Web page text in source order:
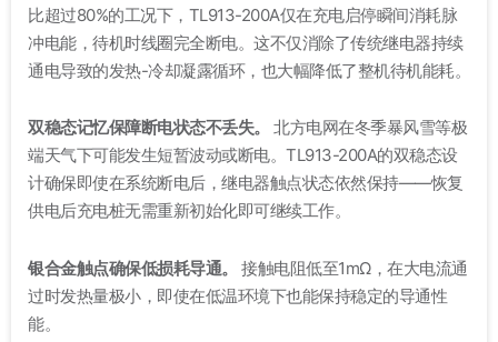
比超过80%的工况下，TL913-200A仅在充电启停瞬间消耗脉
冲电能，待机时线圈完全断电。这不仅消除了传统继电器持续
通电导致的发热-冷却凝露循环，也大幅降低了整机待机能耗。
双稳态记忆保障断电状态不丢失。
北方电网在冬季暴风雪等极
端天气下可能发生短暂波动或断电。TL913-200A的双稳态设
计确保即使在系统断电后，继电器触点状态依然保持——恢复
供电后充电桩无需重新初始化即可继续工作。
银合金触点确保低损耗导通。
接触电阻低至1mΩ，在大电流通
过时发热量极小，即使在低温环境下也能保持稳定的导通性
能。